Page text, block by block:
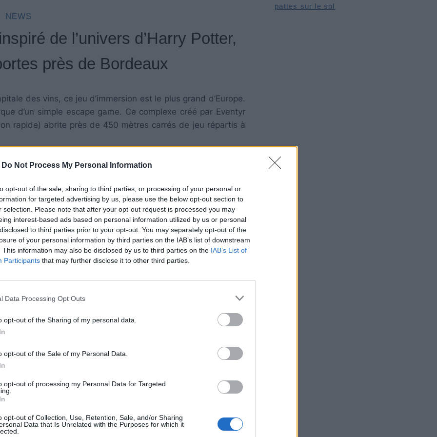
Do Not Process My Personal Information
opt-out of the sale, sharing to third parties, or processing of your personal or
for targeted advertising by us, please use the below opt-out section to
selection. Please note that after your opt-out request is processed you may
interest-based ads based on personal information utilized by us or personal
to third parties prior to your opt-out. You may separately opt-out of the
of your personal information by third parties on the IAB’s list of downstream
This information may also be disclosed by us to third parties on the IAB’s List of
Participants that may further disclose it to other third parties.
Data Processing Opt Outs
opt-out of the Sharing of my personal data.
opt-out of the Sale of my Personal Data.
opt-out of processing my Personal Data for Targeted
opt-out of Collection, Use, Retention, Sale, and/or Sharing
Data that Is Unrelated with the Purposes for which it
NEWS
de l’univers d’Harry Potter,
près de Bordeaux
des vins, ce jeu d’immersion est le plus grand d’Europe.
d’un simple escape game. Ce complexe créé par Eventyr
rapide) abrite près de 450 mètres carrés de jeu répartis à
! De quoi s’immerger complétement dans l’univers du
cette expérience fait de vous le vrai héros du jeu et des
de salles en salles, suivant les scénarios concoctés
et d’Alexis, ce projet original vous proposera, à l’issue
où vous pourrez régler avec des pièces d’or récoltées au
ces pièces d’or sont même frappées du seaux Eventyr !
et dignes des meilleures représentations de cinéma, ce
pattes sur le sol